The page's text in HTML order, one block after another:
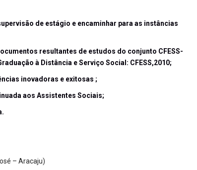
de estágio e encaminhar para as instâncias
resultantes de estudos do conjunto CFESS-
à Distância e Serviço Social: CFESS,2010;
inovadoras e exitosas ;
aos Assistentes Sociais;
– Aracaju)